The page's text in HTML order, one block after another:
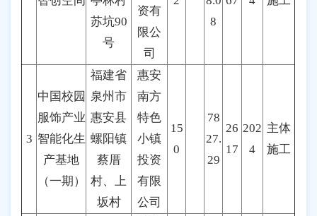
苏坑90
号
资有
限公
司
8
3
中国校园
服饰产业
智能化生
产基地
（一期）
福建省
泉州市
惠安县
螺阳镇
蔡厝
村、上
坂村
惠安
南方
特色
小镇
投资
有限
公司
15
0
78
27.
29
26
17
202
4
主体
施工